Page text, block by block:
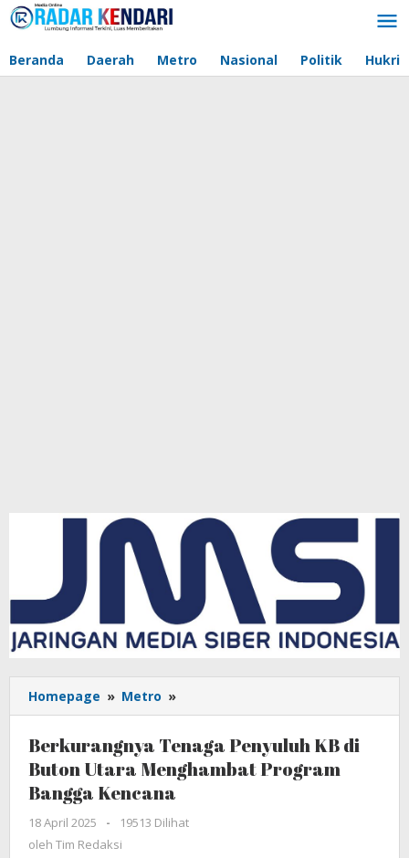
Lewati
ke
Beranda Daerah Metro Nasional Politik
Homepage » Metro »
Tenaga
KB
di
Menghambat
Berkurangnya Tenaga Penyuluh KB di
Buton Utara Menghambat Program
Bangga Kencana
18 April 2025
oleh
Tim
-
19513 Dilihat
oleh Tim Redaksi